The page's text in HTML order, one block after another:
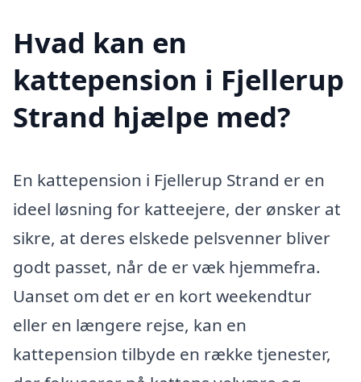
Hvad kan en
kattepension i Fjellerup
Strand hjælpe med?
En kattepension i Fjellerup Strand er en
ideel løsning for katteejere, der ønsker at
sikre, at deres elskede pelsvenner bliver
godt passet, når de er væk hjemmefra.
Uanset om det er en kort weekendtur
eller en længere rejse, kan en
kattepension tilbyde en række tjenester,